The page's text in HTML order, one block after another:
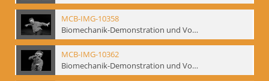
MCB-IMG-10358
Biomechanik-Demonstration und Vortrag, Berliner Ensemble, 04.10.1991
MCB-IMG-10362
Biomechanik-Demonstration und Vortrag, Berliner Ensemble, 04.10.1991